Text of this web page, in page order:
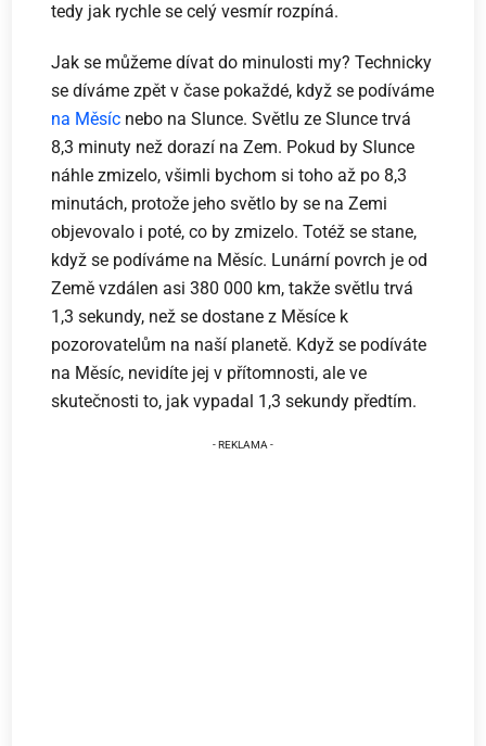
tedy jak rychle se celý vesmír rozpíná.
Jak se můžeme dívat do minulosti my? Technicky
se díváme zpět v čase pokaždé, když se podíváme
na Měsíc nebo na Slunce. Světlu ze Slunce trvá
8,3 minuty než dorazí na Zem. Pokud by Slunce
náhle zmizelo, všimli bychom si toho až po 8,3
minutách, protože jeho světlo by se na Zemi
objevovalo i poté, co by zmizelo. Totéž se stane,
když se podíváme na Měsíc. Lunární povrch je od
Země vzdálen asi 380 000 km, takže světlu trvá
1,3 sekundy, než se dostane z Měsíce k
pozorovatelům na naší planetě. Když se podíváte
na Měsíc, nevidíte jej v přítomnosti, ale ve
skutečnosti to, jak vypadal 1,3 sekundy předtím.